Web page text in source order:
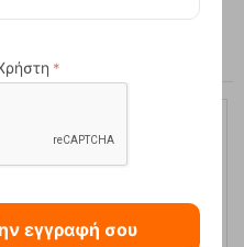
εγγραφή σου